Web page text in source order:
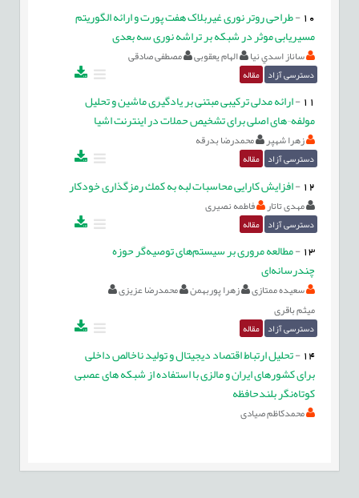
10
-طراحی روتر نوری غیربلاک هفت پورت و ارائه الگوریتم
مسیریابی موثر در شبکه بر تراشه نوری سه بعدی
ساناز اسدي نيا الهام یعقوبی مصطفی صادقی
دسترسی آزاد مقاله
11
-ارائه مدلی ترکیبی مبتنی بر یادگیری ماشین و تحلیل
مولفه¬های اصلی برای تشخیص حملات در اینترنت اشیا
زهرا شهپر محمدرضا بدرقه
دسترسی آزاد مقاله
12
-افزايش كارايى محاسبات لبه به كمك رمزگذارى خودكار
مهدی تاتار فاطمه نصیری
دسترسی آزاد مقاله
13
-مطالعه مروری بر سیستم‌های توصیه‌گر حوزه
چندرسانه‌ای
سعیده ممتازی زهرا پوربهمن
محمدرضا عزیزی
میثم باقری
دسترسی آزاد مقاله
14
-تحلیل ارتباط اقتصاد دیجیتال و تولید ناخالص داخلی
برای کشورهای ایران و مالزی با استفاده از شبکه های عصبی
کوتاه‌نگر بلندحافظه
محمدکاظم صیادی